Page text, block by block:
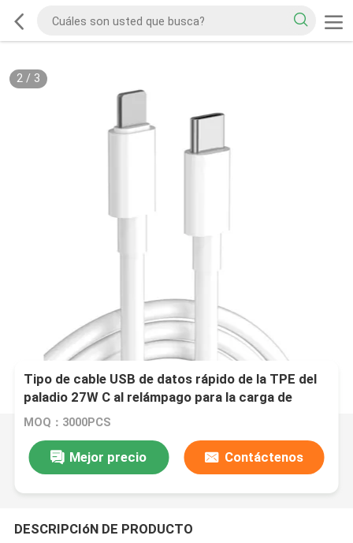
2/ 3
Tipo de cable USB de datos rápido de la TPE del
paladio 27W C al relámpago para la carga de
Iphone
MOQ：3000PCS
Mejor precio Contáctenos
DESCRIPCIóN DE PRODUCTO